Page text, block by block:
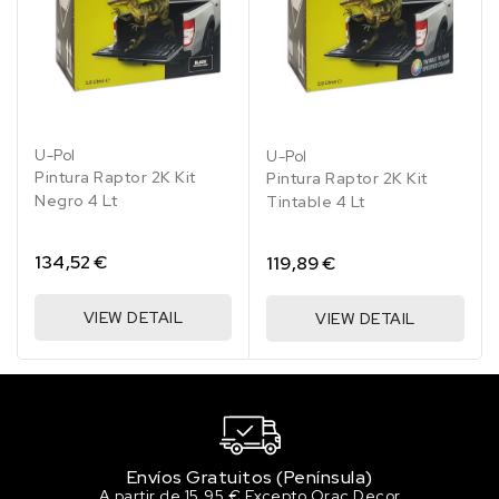
45.15 €
200 en stock
RAL 1012 Amarillo limón
45.15 €
RAL 1013 Blanco perla
45.15 €
194 en stock
RAL 1014 Marfil
45.15 €
45.15 €
RAL 1016 Amarillo azufre
189 en stock
U-Pol
Pintura Raptor 2K Kit
Negro 4 Lt
134,52 €
VIEW DETAIL
U-Pol
Pintura Raptor 2K Kit
Tintable 4 Lt
119,89 €
VIEW DETAIL
Envíos Gratuitos (Península)